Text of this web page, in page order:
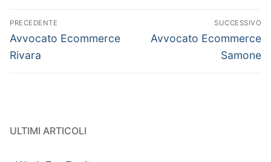
PRECEDENTE
Avvocato Ecommerce
Rivara
SUCCESSIVO
Avvocato Ecommerce
Samone
ULTIMI ARTICOLI